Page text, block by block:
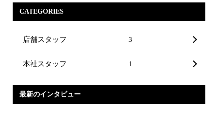
CATEGORIES
店舗スタッフ 3
本社スタッフ 1
最新のインタビュー